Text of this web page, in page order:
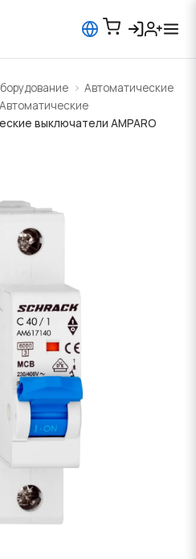
Автоматические
Автоматические
выключатели AMPARO